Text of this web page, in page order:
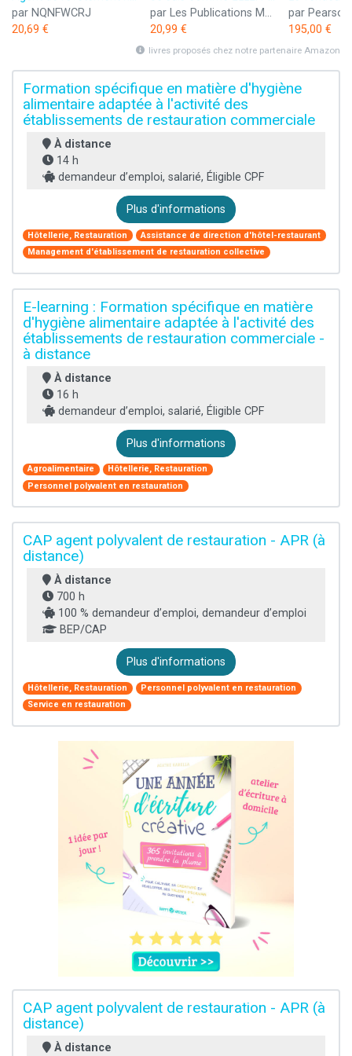
par NQNFWCRJ
20,69 €
par Les Publications Métamorphose
20,99 €
par
195,00 €
livres proposés chez notre partenaire Amazon
Formation spécifique en matière d'hygiène
alimentaire adaptée à l'activité des
établissements de restauration commerciale
À distance
14 h
demandeur d’emploi, salarié, Éligible CPF
Plus d'informations
Hôtellerie, Restauration
Assistance de direction d'hôtel-restaurant
Management d'établissement de restauration collective
E-learning : Formation spécifique en matière
d'hygiène alimentaire adaptée à l'activité des
établissements de restauration commerciale -
à distance
À distance
16 h
demandeur d’emploi, salarié, Éligible CPF
Plus d'informations
Agroalimentaire
Hôtellerie, Restauration
Personnel polyvalent en restauration
CAP agent polyvalent de restauration - APR (à
distance)
À distance
700 h
100 % demandeur d’emploi, demandeur d’emploi
BEP/CAP
Plus d'informations
Hôtellerie, Restauration
Personnel polyvalent en restauration
Service en restauration
CAP agent polyvalent de restauration - APR (à
distance)
À distance